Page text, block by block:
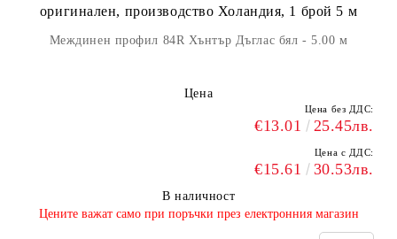
оригинален, производство Холандия, 1 брой 5 м
Междинен профил 84R Хънтър Дъглас бял - 5.00 м
Цена
Цена без ДДС:
€13.01 25.45лв.
Цена с ДДС:
€15.61 30.53лв.
В наличност
​Цените важат само при поръчки през електронния магазин